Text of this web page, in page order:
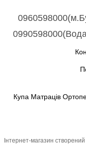
Купа Матраців
Інтернет-магазин